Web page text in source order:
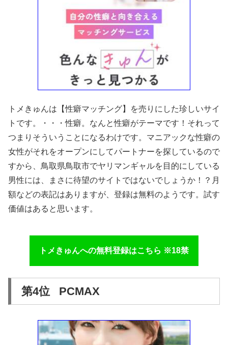
トメきゅんは【性癖マッチング】を売りにした珍しいサイ
トです。・・・性癖。なんと性癖がテーマです！それって
つまりそういうことになるわけです。マニアックな性癖の
女性がそれをオープンにしてパートナーを探しているので
すから、鳥取県鳥取市でヤリマンギャルを目的にしている
男性には、まさに待望のサイトではないでしょうか！？月
額などの表記はありますが、登録は無料のようです。試す
価値はあると思います。
トメきゅんへの無料登録はこちら ※18禁
第4位 PCMAX